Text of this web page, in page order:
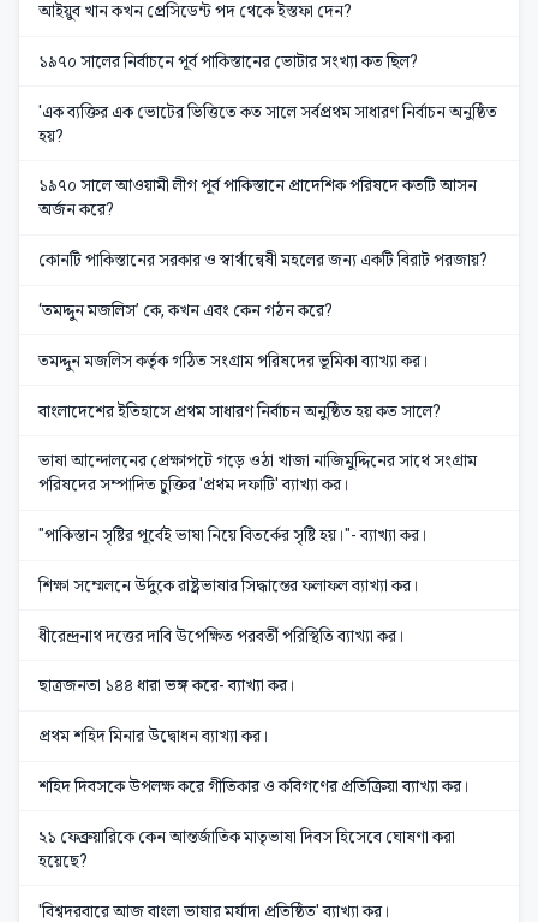
আইয়ুব খান কখন প্রেসিডেন্ট পদ থেকে ইস্তফা দেন?
১৯৭০ সালের নির্বাচনে পূর্ব পাকিস্তানের ভোটার সংখ্যা কত ছিল?
'এক ব্যক্তির এক ভোটের ভিত্তিতে কত সালে সর্বপ্রথম সাধারণ নির্বাচন অনুষ্ঠিত
হয়?
১৯৭০ সালে আওয়ামী লীগ পূর্ব পাকিস্তানে প্রাদেশিক পরিষদে কতটি আসন
অর্জন করে?
কোনটি পাকিস্তানের সরকার ও স্বার্থান্বেষী মহলের জন্য একটি বিরাট পরজায়?
‘তমদ্দুন মজলিস’ কে, কখন এবং কেন গঠন করে?
তমদ্দুন মজলিস কর্তৃক গঠিত সংগ্রাম পরিষদের ভূমিকা ব্যাখ্যা কর।
বাংলাদেশের ইতিহাসে প্রথম সাধারণ নির্বাচন অনুষ্ঠিত হয় কত সালে?
ভাষা আন্দোলনের প্রেক্ষাপটে গড়ে ওঠা খাজা নাজিমুদ্দিনের সাথে সংগ্রাম
পরিষদের সম্পাদিত চুক্তির 'প্রথম দফাটি' ব্যাখ্যা কর।
"পাকিস্তান সৃষ্টির পূর্বেই ভাষা নিয়ে বিতর্কের সৃষ্টি হয়।"- ব্যাখ্যা কর।
শিক্ষা সম্মেলনে উর্দুকে রাষ্ট্রভাষার সিদ্ধান্তের ফলাফল ব্যাখ্যা কর।
ধীরেন্দ্রনাথ দত্তের দাবি উপেক্ষিত পরবর্তী পরিস্থিতি ব্যাখ্যা কর।
ছাত্রজনতা ১৪৪ ধারা ভঙ্গ করে- ব্যাখ্যা কর।
প্রথম শহিদ মিনার উদ্বোধন ব্যাখ্যা কর।
শহিদ দিবসকে উপলক্ষ করে গীতিকার ও কবিগণের প্রতিক্রিয়া ব্যাখ্যা কর।
২১ ফেব্রুয়ারিকে কেন আন্তর্জাতিক মাতৃভাষা দিবস হিসেবে ঘোষণা করা
হয়েছে?
'বিশ্বদরবারে আজ বাংলা ভাষার মর্যাদা প্রতিষ্ঠিত' ব্যাখ্যা কর।